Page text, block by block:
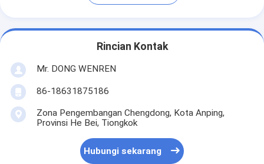
Rincian Kontak
Mr. DONG WENREN
86-18631875186
Zona Pengembangan Chengdong, Kota Anping,
Provinsi He Bei, Tiongkok
Hubungi sekarang